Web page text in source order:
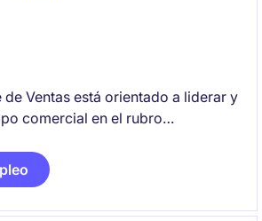
de Ventas está orientado a liderar y
comercial en el rubro
y fortalecer la relación con
de Los Ángeles